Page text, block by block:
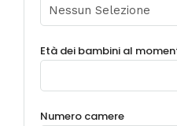
Età dei bambini al
Numero camere